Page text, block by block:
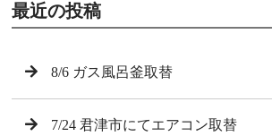
最近の投稿
8/6 ガス風呂釜取替
7/24 君津市にてエアコン取替